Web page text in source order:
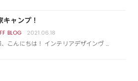
キャンプ！
2021.06.18
、こんにちは！ インテリアデザインヴ …